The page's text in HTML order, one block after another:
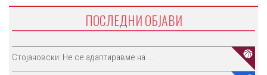
ПОСЛЕДНИ ОБЈАВИ
Стојановски: Не се адаптиравме на ...